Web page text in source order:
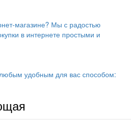
магазине? Мы с радостью
в интернете простыми и
удобным для вас способом: